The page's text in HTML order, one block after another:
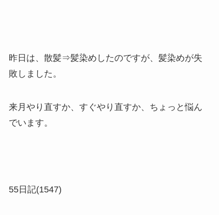
昨日は、散髪⇒髪染めしたのですが、髪染めが失
敗しました。
来月やり直すか、すぐやり直すか、ちょっと悩ん
でいます。
55日記(1547)